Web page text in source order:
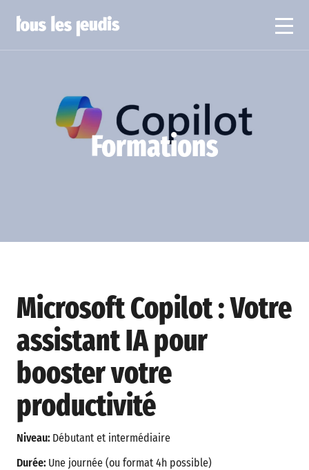
Formations
Microsoft Copilot : Votre
assistant IA pour
booster votre
productivité
Niveau: Débutant et intermédiaire
Durée: Une journée (ou format 4h possible)